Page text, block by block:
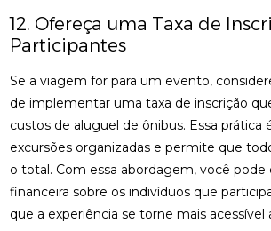
12. Ofereça uma Taxa de
Participantes
Se a viagem for para um evento,
de implementar uma taxa de inscrição
custos de aluguel de ônibus. Essa
excursões organizadas e permite que
o total. Com essa abordagem, você pode
financeira sobre os indivíduos que
que a experiência se torne mais acessível